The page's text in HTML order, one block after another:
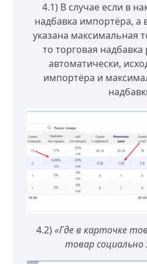
4.1) В случае если в
надбавка импортёра, а
указана максимальная
то торговая надбавка
автоматически,
импортёра и
4.2) «Где в карточке
товар социально